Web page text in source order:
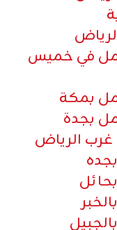
في خميس
بمكة
بجدة
الرياض